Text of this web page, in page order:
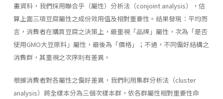
畫資料，我們採用聯合乎（屬性）分析法（conjoint analysis），估
算上面三項豆腐屬性之成份效用值及相對重要性。結果發現：平均而
言，消費者在購買豆腐之決策上，最重視「品牌」屬性，次為「是否
使用GMO大豆原料」屬性，最後為「價格」；不過，不同偏好結構之
消費群，其重視之次序則有差異。
根據消費者對各屬性之偏好差異，我們利用集群分析法（cluster
analysis）將全樣本分為三個次樣本群，依各群屬性相對重要性命